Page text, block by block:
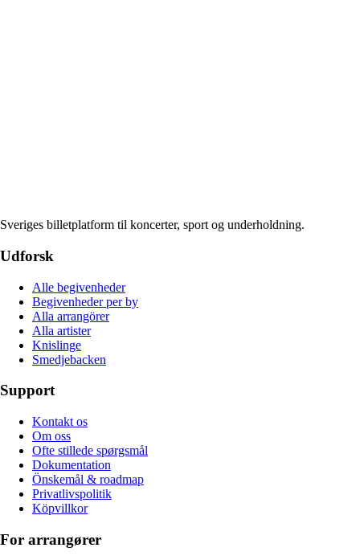
Sveriges billetplatform til koncerter, sport og underholdning.
Udforsk
Alle begivenheder
Begivenheder per by
Alla arrangörer
Alla artister
Knislinge
Smedjebacken
Support
Kontakt os
Om oss
Ofte stillede spørgsmål
Dokumentation
Önskemål & roadmap
Privatlivspolitik
Köpvillkor
For arrangører